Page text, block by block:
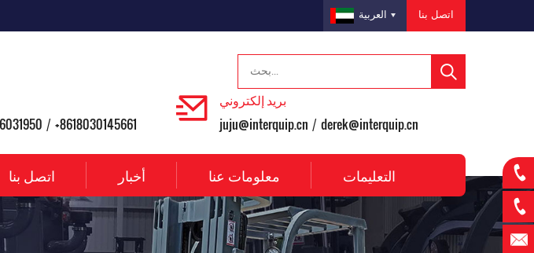
اتصل بنا العربية
/ +8618030145661
بريد إلكتروني
juju@interquip.cn / derek@interquip.cn
اتصل بنا أخبار معلومات عنا التعليمات